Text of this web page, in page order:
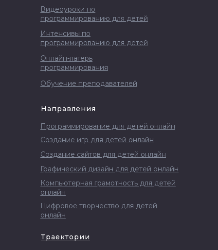
Траектории
Видеоуроки по
программированию для детей
Интенсивы по
программированию для детей
Онлайн-лагерь
программирования
Обучение преподавателей
Направления
Программирование для детей онлайн
Создание игр для детей онлайн
Создание сайтов для детей онлайн
Цифровое творчество для детей
онлайн
Компьютерная грамотность для детей
онлайн
Графический дизайн для детей онлайн